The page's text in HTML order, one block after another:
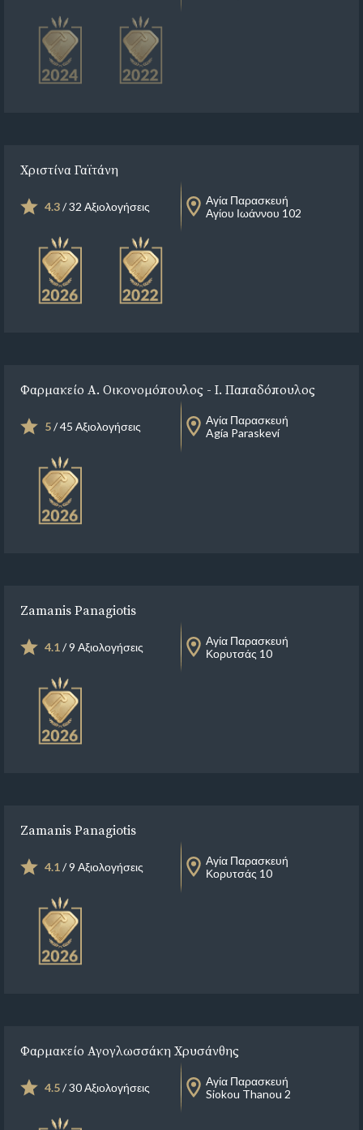
Χριστίνα Γαϊτάνη
4.3/ 32 Αξιολογήσεις
Αγία Παρασκευή
Αγίου Ιωάννου 102
Φαρμακείο Α. Οικονομόπουλος - Ι. Παπαδόπουλος
5/ 45 Αξιολογήσεις
Αγία Παρασκευή
Agía Paraskeví
Zamanis Panagiotis
4.1/ 9 Αξιολογήσεις
Αγία Παρασκευή
Κορυτσάς 10
Zamanis Panagiotis
4.1/ 9 Αξιολογήσεις
Αγία Παρασκευή
Κορυτσάς 10
Φαρμακείο Αγογλωσσάκη Χρυσάνθης
4.5/ 30 Αξιολογήσεις
Αγία Παρασκευή
Siokou Thanou 2